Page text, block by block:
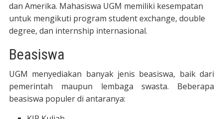
dan Amerika. Mahasiswa UGM memiliki kesempatan
untuk mengikuti program student exchange, double
degree, dan internship internasional.
Beasiswa
UGM menyediakan banyak jenis beasiswa, baik dari
pemerintah maupun lembaga swasta. Beberapa
beasiswa populer di antaranya: